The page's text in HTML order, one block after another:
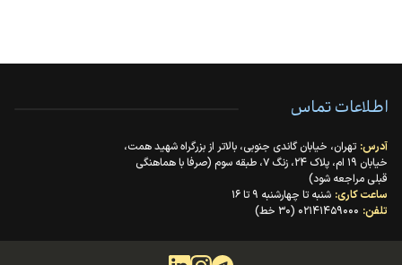
اطلاعات تماس
آدرس: تهران، خیابان گاندی جنوبی، بالاتر از بزرگراه شهید همت،
خیابان ۱۹ ام، پلاک ۲۴، زنگ ۷، طبقه سوم (صرفا با هماهنگی
قبلی مراجعه شود)
ساعت کاری: شنبه تا چهارشنبه ۹ تا ۱۶
تلفن: ۰۲۱۴۱۴۵۹۰۰۰ (۳۰ خط)